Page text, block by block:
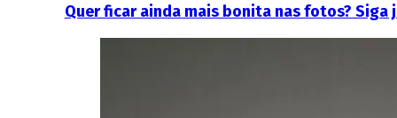
Quer ficar ainda mais bonita nas fotos? Siga